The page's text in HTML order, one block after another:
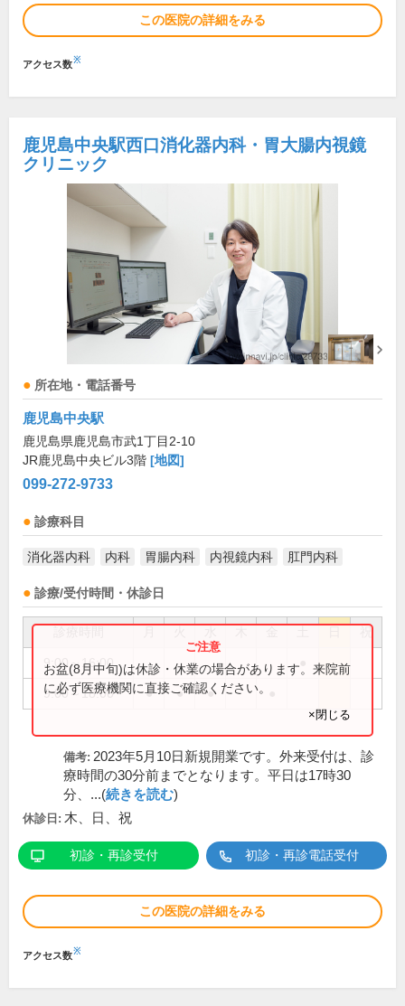
この医院の詳細をみる
アクセス数※
鹿児島中央駅西口消化器内科・胃大腸内視鏡
クリニック
所在地・電話番号
鹿児島中央駅
鹿児島県鹿児島市武1丁目2-10
JR鹿児島中央ビル3階 [地図]
099-272-9733
診療科目
消化器内科 内科 胃腸内科 内視鏡内科 肛門内科
診療/受付時間・休診日
祝
9:00～16:00
9:00～18:00 ● ● ●
お盆(8月中旬)は休診・休業の場合があります。来院前
に必ず医療機関に直接ご確認ください。
×閉じる
備考: 2023年5月10日新規開業です。外来受付は、診
療時間の30分前までとなります。平日は17時30
分、...(続きを読む)
休診日: 木、日、祝
初診・再診受付 初診・再診電話受付
この医院の詳細をみる
アクセス数※